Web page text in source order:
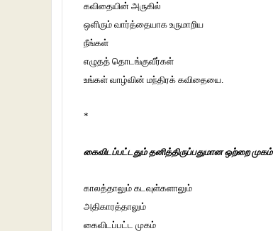
கவிதையின் அருகில்
ஒளிரும் வார்த்தையாக உருமாறிய
நீங்கள்
எழுதத் தொடங்குவீர்கள்
உங்கள் வாழ்வின் மந்திரக் கவிதையை.
*
கைவிடப்பட்டதும் தனித்திருப்பதுமான ஒற்றை முகம்
காலத்தாலும் கடவுள்களாலும்
அதிகாரத்தாலும்
கைவிடப்பட்ட முகம்